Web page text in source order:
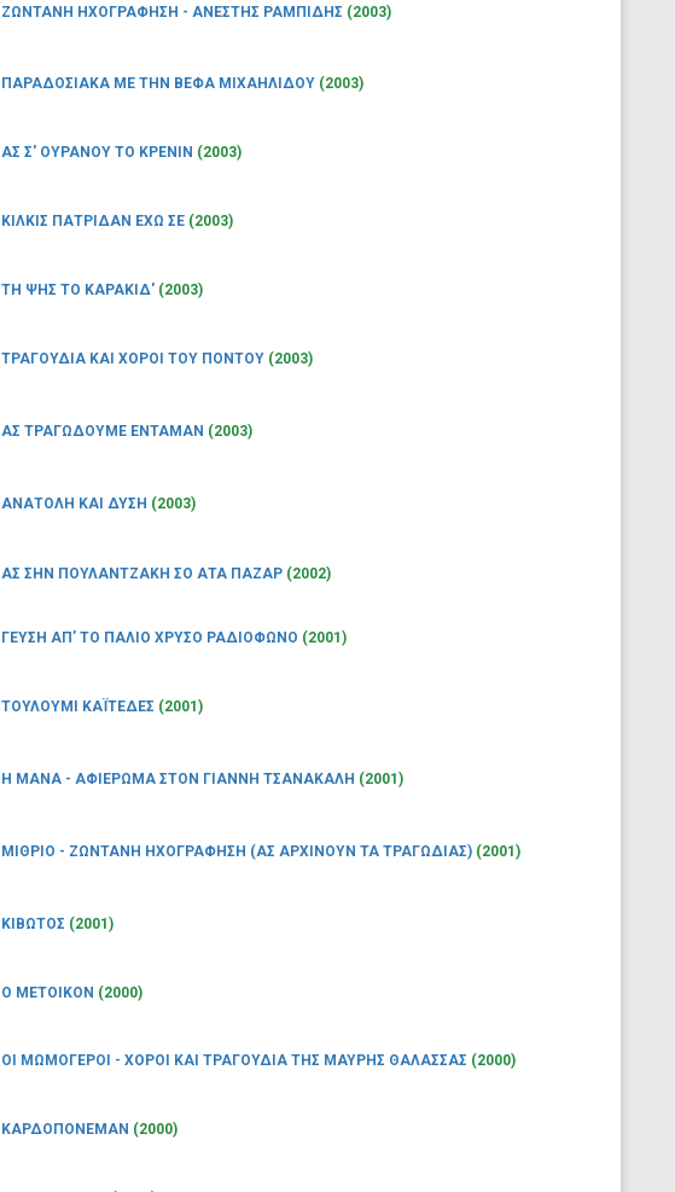
ΖΩΝΤΑΝΗ ΗΧΟΓΡΑΦΗΣΗ - ΑΝΕΣΤΗΣ ΡΑΜΠΙΔΗΣ (2003)
ΠΑΡΑΔΟΣΙΑΚΑ ΜΕ ΤΗΝ ΒΕΦΑ ΜΙΧΑΗΛΙΔΟΥ (2003)
ΑΣ Σ' ΟΥΡΑΝΟΥ ΤΟ ΚΡΕΝΙΝ (2003)
ΚΙΛΚΙΣ ΠΑΤΡΙΔΑΝ ΕΧΩ ΣΕ (2003)
ΤΗ ΨΗΣ ΤΟ ΚΑΡΑΚΙΔ' (2003)
ΤΡΑΓΟΥΔΙΑ ΚΑΙ ΧΟΡΟΙ ΤΟΥ ΠΟΝΤΟΥ (2003)
ΑΣ ΤΡΑΓΩΔΟΥΜΕ ΕΝΤΑΜΑΝ (2003)
ΑΝΑΤΟΛΗ ΚΑΙ ΔΥΣΗ (2003)
ΑΣ ΣΗΝ ΠΟΥΛΑΝΤΖΑΚΗ ΣΟ ΑΤΑ ΠΑΖΑΡ (2002)
ΓΕΥΣΗ ΑΠ’ ΤΟ ΠΑΛΙΟ ΧΡΥΣΟ ΡΑΔΙΟΦΩΝΟ (2001)
ΤΟΥΛΟΥΜΙ ΚΑΪΤΕΔΕΣ (2001)
Η ΜΑΝΑ - ΑΦΙΕΡΩΜΑ ΣΤΟΝ ΓΙΑΝΝΗ ΤΣΑΝΑΚΑΛΗ (2001)
ΜΙΘΡΙΟ - ΖΩΝΤΑΝΗ ΗΧΟΓΡΑΦΗΣΗ (ΑΣ ΑΡΧΙΝΟΥΝ ΤΑ ΤΡΑΓΩΔΙΑΣ) (2001)
ΚΙΒΩΤΟΣ (2001)
Ο ΜΕΤΟΙΚΟΝ (2000)
ΟΙ ΜΩΜΟΓΕΡΟΙ - ΧΟΡΟΙ ΚΑΙ ΤΡΑΓΟΥΔΙΑ ΤΗΣ ΜΑΥΡΗΣ ΘΑΛΑΣΣΑΣ (2000)
ΚΑΡΔΟΠΟΝΕΜΑΝ (2000)